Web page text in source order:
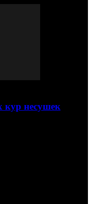
несушек